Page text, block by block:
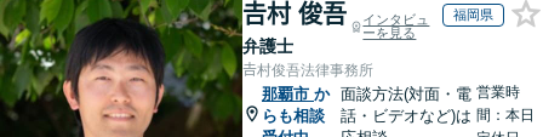
𠮷村 俊吾
弁護士
インタビュ
ーを見る
福岡県
𠮷村俊吾法律事務所
那覇市 か
らも相談
面談方法(対面・電
話・ビデオなど)は
営業時
間：本日